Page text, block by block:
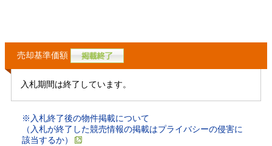
売却基準価額
入札期間は終了しています。
※入札終了後の物件掲載について
（入札が終了した競売情報の掲載はプライバシーの侵害に
該当するか）